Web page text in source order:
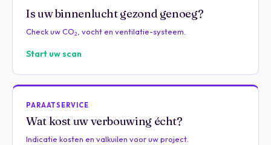
Is uw binnenlucht gezond genoeg?
Check uw CO₂, vocht en ventilatie-systeem.
Start uw scan
PARAATSERVICE
Wat kost uw verbouwing écht?
Indicatie kosten en valkuilen voor uw project.